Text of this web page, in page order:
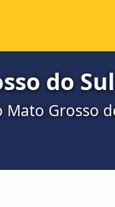
do
Mato Grosso